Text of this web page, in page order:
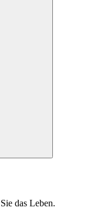
das Leben.